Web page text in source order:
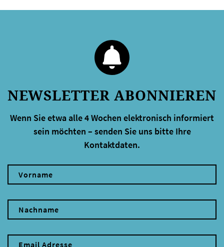
NEWSLETTER ABONNIEREN
Wenn Sie etwa alle 4 Wochen elektronisch informiert
sein möchten – senden Sie uns bitte Ihre
Kontaktdaten.